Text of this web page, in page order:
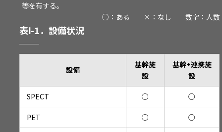
等を有する。
○：ある ×：なし 数字：人数
表Ⅰ-1．設備状況
設備
基幹施
設
基幹+連携施
設
SPECT ○ ○
PET ○ ○